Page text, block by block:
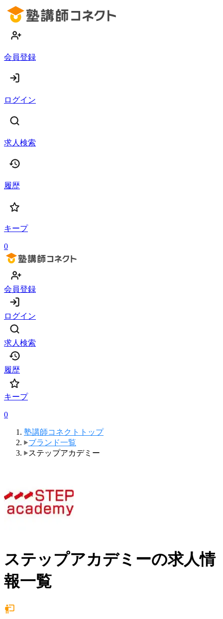
会員登録
ログイン
求人検索
履歴
キープ
0
会員登録
ログイン
求人検索
履歴
キープ
0
塾講師コネクトトップ
ブランド一覧
ステップアカデミー
ステップアカデミーの求人情
報一覧